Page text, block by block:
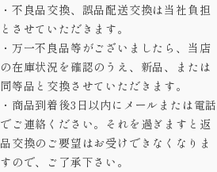
・不良品交換、誤品配送交換は当社負担
とさせていただきます。
・万一不良品等がございましたら、当店
の在庫状況を確認のうえ、新品、または
同等品と交換させていただきます。
・商品到着後3日以内にメールまたは電話
でご連絡ください。それを過ぎますと返
品交換のご要望はお受けできなくなりま
すので、ご了承下さい。